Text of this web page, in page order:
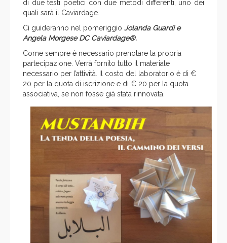
di due testi poetici con due metodi differenti, uno dei
quali sarà il Caviardage.
Ci guideranno nel pomeriggio Jolanda Guardi e
Angela Morgese DC Caviardage®.
Come sempre è necessario prenotare la propria
partecipazione. Verrà fornito tutto il materiale
necessario per l’attività. Il costo del laboratorio è di €
20 per la quota di iscrizione e di € 20 per la quota
associativa, se non fosse già stata rinnovata.